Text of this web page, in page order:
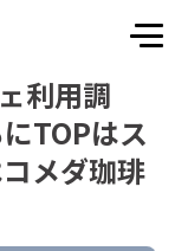
利用調
TOPはス
メダ珈琲